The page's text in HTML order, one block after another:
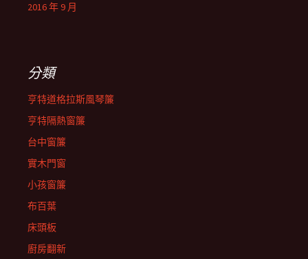
2016 年 9 月
分類
亨特道格拉斯風琴簾
亨特隔熱窗簾
台中窗簾
實木門窗
小孩窗簾
布百葉
床頭板
廚房翻新